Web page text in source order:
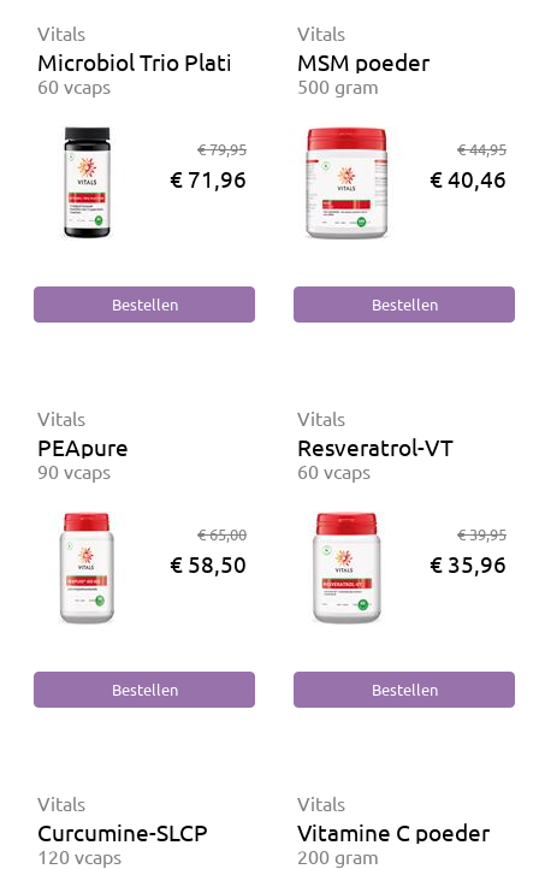
Vitals
Microbiol Trio Platinum
60 vcaps
€ 79,95
€ 71,96
Vitals
MSM poeder
500 gram
€ 44,95
€ 40,46
Vitals
PEApure
90 vcaps
€ 65,00
€ 58,50
Vitals
Resveratrol-VT
60 vcaps
€ 39,95
€ 35,96
Vitals
Curcumine-SLCP
120 vcaps
Vitals
Vitamine C poeder
200 gram